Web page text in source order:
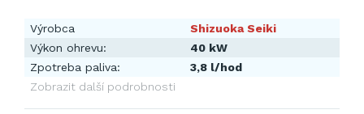
Výrobca
Shizuoka Seiki
Výkon ohrevu:
40 kW
Zpotreba paliva:
3,8 l/hod
Zobrazit další podrobnosti